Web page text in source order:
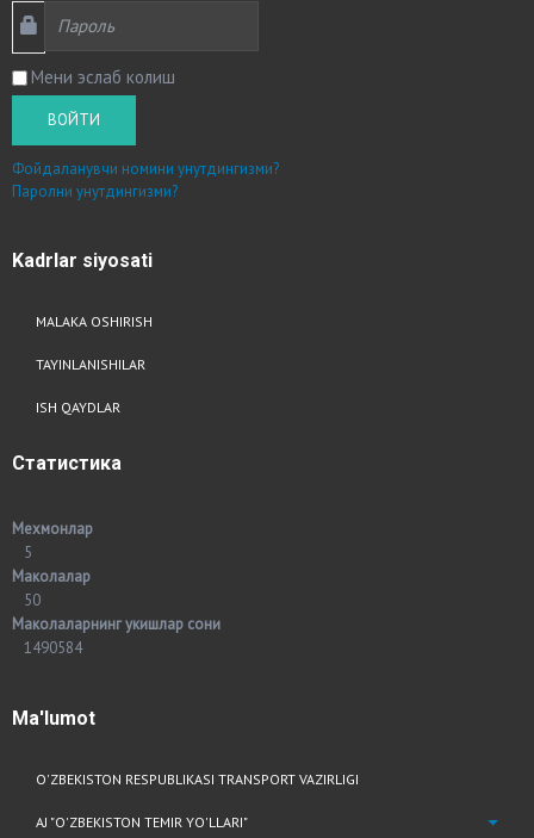
Мени эслаб колиш
ВОЙТИ
Фойдаланувчи номини унутдингизми?
Паролни унутдингизми?
Kadrlar siyosati
MALAKA OSHIRISH
TAYINLANISHILAR
ISH QAYDLAR
Статистика
Мехмонлар
5
Маколалар
50
Маколаларнинг укишлар сони
1490584
Ma'lumot
O'ZBEKISTON RESPUBLIKASI TRANSPORT VAZIRLIGI
AJ "O'ZBEKISTON TEMIR YO'LLARI"